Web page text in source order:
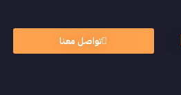
تواصل معنا